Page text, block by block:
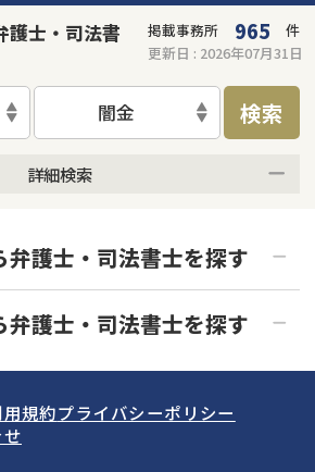
護士・司法書
掲載事務所 965
件
更新日 : 2026年07月31日
闇金 検索
詳細検索
土日祝の相談可能
弁護士・司法書士を探す
青森県
宮城県
神奈川県
弁護士・司法書士を探す
個人再生
規約プライバシーポリシー